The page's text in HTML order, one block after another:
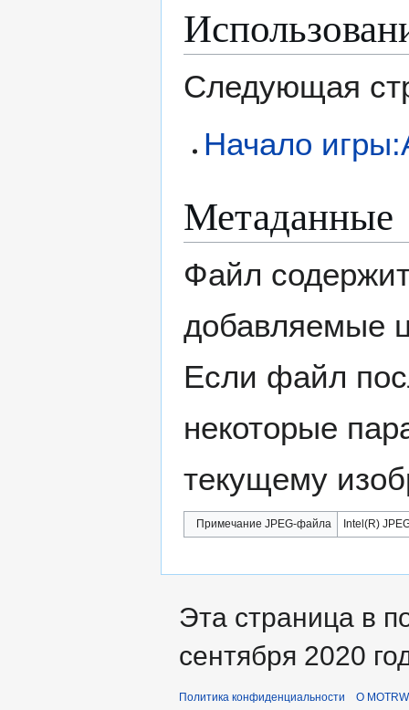
Следующая
Начало
Метаданные
Файл
добавляемые
Если файл
некоторые
текущему
Примечание JPEG-файла Intel(R)
Эта страница в
сентября 2020
Политика конфиденциальности О